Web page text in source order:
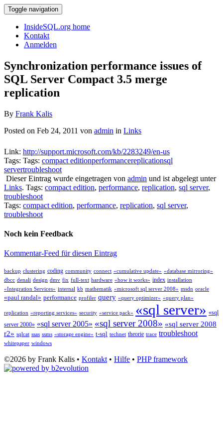
Toggle navigation
InsideSQL.org home
Kontakt
Anmelden
Synchronization performance issues of
SQL Server Compact 3.5 merge
replication
By Frank Kalis
Posted on Feb 24, 2011 von admin in Links
Link: http://support.microsoft.com/kb/2283249/en-us
Tags: Tags: compact editionperformancereplicationsql
servertroubleshoot
Dieser Eintrag wurde eingetragen von admin und ist abgelegt unter
Links. Tags: compact edition, performance, replication, sql server,
troubleshoot
Tags: compact edition, performance, replication, sql server,
troubleshoot
Noch kein Feedback
Kommentar-Feed für diesen Eintrag
backup clustering coding community connect «cumulative update» «database mirroring»
dbcc denali design dmv fix full-text hardware «how it works» index installation
«Integration Services» internal kb mathematik «microsoft sql server 2008» msdn oracle
«paul randal» performance profiler query «query optimizer» «query plan»
replication «reporting services» security «service pack» «sql server» «sql
server 2000» «sql server 2005» «sql server 2008» «sql server 2008
r2» sqlcat ssas ssms «storage engine» t-sql technet theorie trace troubleshoot
whitepaper windows
©2026 by Frank Kalis • Kontakt • Hilfe • PHP framework